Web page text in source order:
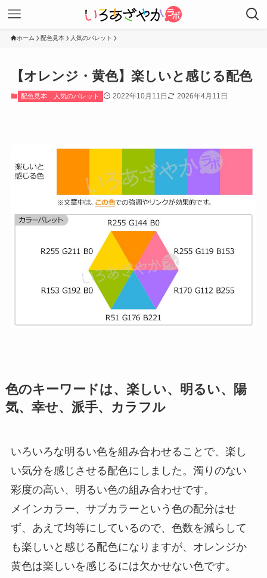
ホーム 配色見本 人気のパレット
【オレンジ・黄色】楽しいと感じる配色
配色見本 人気のパレット 2022年10月11日 2026年4月11日
色のキーワードは、楽しい、明るい、陽
気、幸せ、派手、カラフル
いろいろな明るい色を組み合わせることで、楽し
い気分を感じさせる配色にしました。濁りのない
彩度の高い、明るい色の組み合わせです。
メインカラー、サブカラーという色の配分はせ
ず、あえて均等にしているので、色数を減らして
も楽しいと感じる配色になりますが、オレンジか
黄色は楽しいを感じるには欠かせない色です。